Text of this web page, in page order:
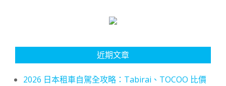
近期文章
2026 日本租車自駕全攻略：Tabirai、TOCOO 比價